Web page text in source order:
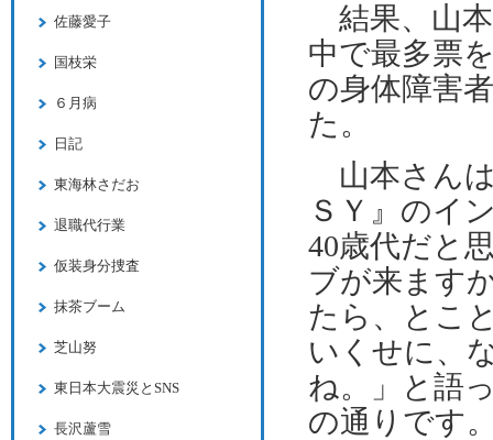
結果、山
中で最多票
の身体障害
た。
山本さん
ＳＹ』のイ
40歳代だと
ブが来ます
たら、とこ
いくせに、
ね。」と語
の通りです
佐藤愛子
国枝栄
６月病
日記
東海林さだお
退職代行業
仮装身分捜査
抹茶ブーム
芝山努
東日本大震災とSNS
長沢蘆雪